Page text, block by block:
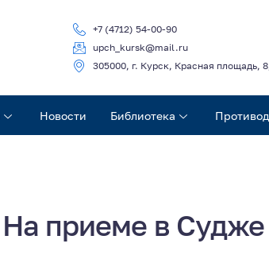
+7 (4712) 54-00-90
upch_kursk@mail.ru
305000, г. Курск, Красная площадь,
Новости Библиотека
На приеме в Судже